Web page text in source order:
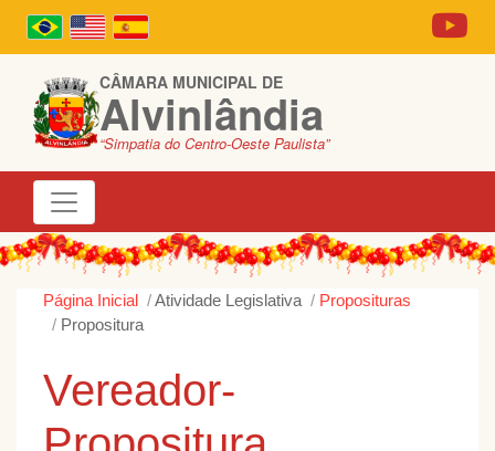
CÂMARA MUNICIPAL DE
Alvinlândia
“Simpatia do Centro-Oeste Paulista”
Página Inicial Atividade Legislativa
Proposituras
Propositura
Vereador-